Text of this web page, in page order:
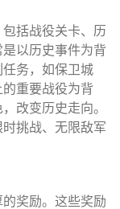
括战役关卡、历
以历史事件为背
务，如保卫城
重要战役为背
改变历史走向。
挑战、无限敌军
奖励。这些奖励